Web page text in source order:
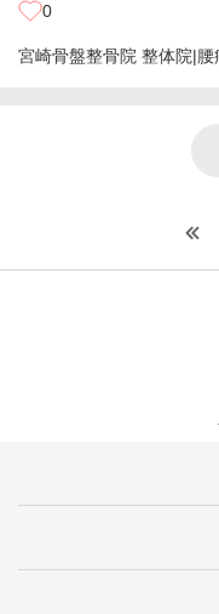
0
宮崎骨盤整骨院 整体院|